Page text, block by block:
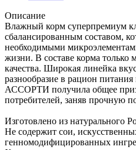
Описание
Влажный корм суперпремиум
сбалансированным составом,
необходимыми
жизни. В составе корма
качества. Широкая линейка
разнообразие в рацион
АССОРТИ получила общее
потребителей, заняв прочную
Изготовлено из натурального
Не содержит сои,
генномодифицированных